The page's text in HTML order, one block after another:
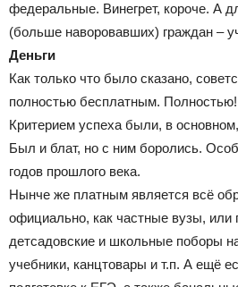
федеральные. Винегрет, короче. А
(больше наворовавших) граждан –
Деньги
Как только что было сказано,
полностью бесплатным.
Критерием успеха были, в
Был и блат, но с ним боролись.
годов прошлого века.
Нынче же платным является всё
официально, как частные вузы, или
детсадовские и школьные поборы
учебники, канцтовары и т.п. А ещё